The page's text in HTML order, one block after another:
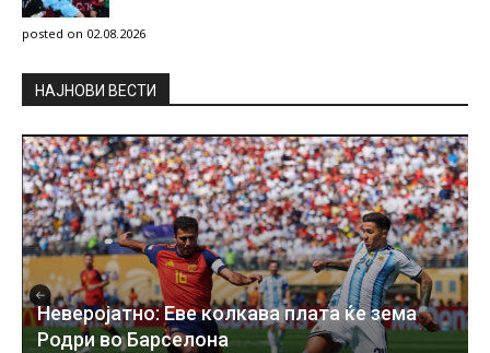
posted on 02.08.2026
НAЈНОВИ ВЕСТИ
Неверојатно: Еве колкава плата ќе зема
Родри во Барселона